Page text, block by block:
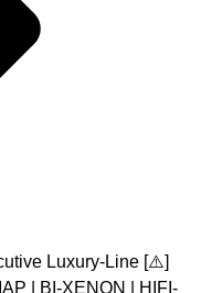
Luxury-Line [⚠️]
| BI-XENON | HIFI-